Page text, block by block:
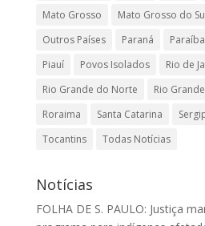
Mato Grosso
Mato Grosso do
Outros Países
Paraná Paraíba
Piauí
Povos Isolados
Rio de
Rio Grande do Norte
Rio
Roraima
Santa Catarina
Tocantins
Todas Notícias
Notícias
FOLHA DE S. PAULO: Justiça